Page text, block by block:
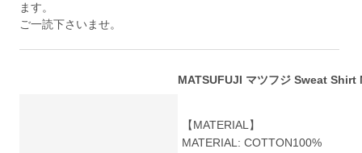
ます。
ご一読下さいませ。
MATSUFUJI マツフジ Sweat Shirt
【MATERIAL】
MATERIAL: COTTON100%